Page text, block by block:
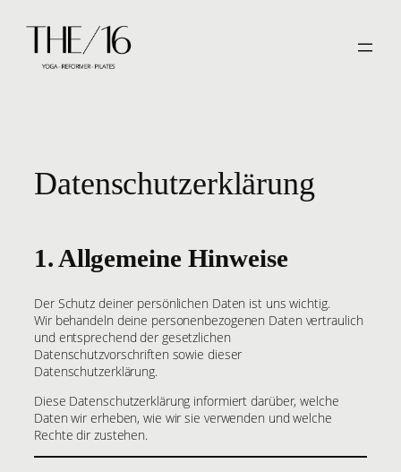
Inhalt
springen
Datenschutzerklärung
1. Allgemeine Hinweise
Der Schutz deiner persönlichen Daten ist uns wichtig.
Wir behandeln deine personenbezogenen Daten vertraulich
und entsprechend der gesetzlichen
Datenschutzvorschriften sowie dieser
Datenschutzerklärung.
Diese Datenschutzerklärung informiert darüber, welche
Daten wir erheben, wie wir sie verwenden und welche
Rechte dir zustehen.